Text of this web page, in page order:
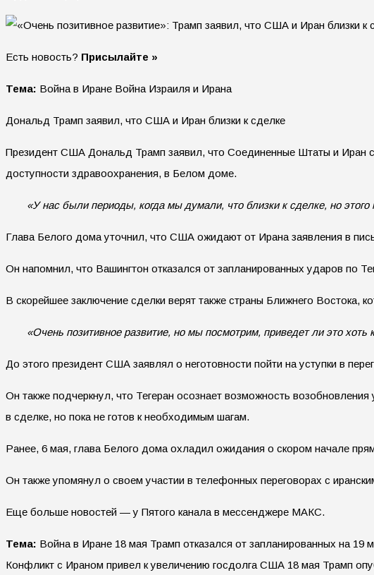
Есть новость? Присылайте »
Тема: Война в Иране Война Израиля и Ирана
Дональд Трамп заявил, что США и Иран близки к сделке
Президент США Дональд Трамп заявил, что Соединенные Штаты и Иран
доступности здравоохранения, в Белом доме.
«У нас были периоды, когда мы думали, что близки к сделке, но
Глава Белого дома уточнил, что США ожидают от Ирана заявления в
Он напомнил, что Вашингтон отказался от запланированных ударов по
В скорейшее заключение сделки верят также страны Ближнего
«Очень позитивное развитие, но мы посмотрим, приведет ли это хоть
До этого президент США заявлял о неготовности пойти на уступки в
Он также подчеркнул, что Тегеран осознает возможность
в сделке, но пока не готов к необходимым шагам.
Ранее, 6 мая, глава Белого дома охладил ожидания о скором начале
Он также упомянул о своем участии в телефонных переговорах с
Еще больше новостей — у Пятого канала в мессенджере МАКС.
Тема: Война в Иране 18 мая Трамп отказался от запланированных на
Конфликт с Ираном привел к увеличению госдолга США 18 мая Трамп